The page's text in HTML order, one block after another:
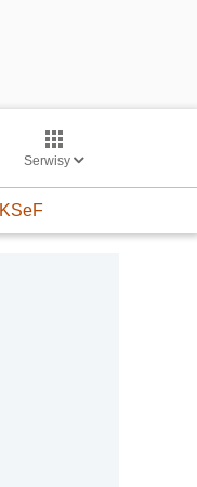
Serwisy
KSeF